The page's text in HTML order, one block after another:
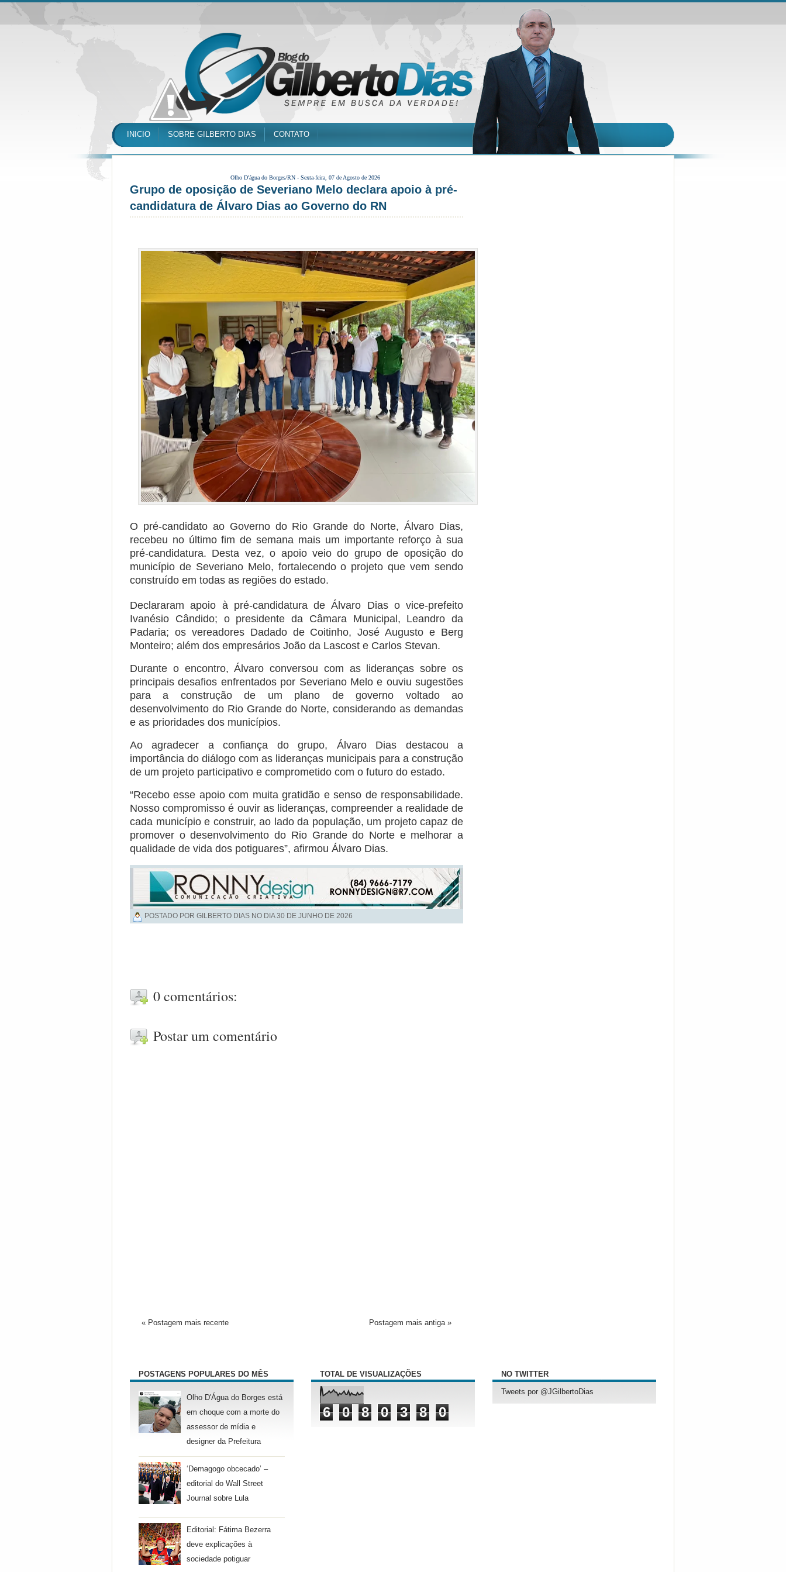
INICIO SOBRE GILBERTO DIAS CONTATO
Olho D'água do Borges/RN - Sexta-feira, 07 de Agosto de 2026
Grupo de oposição de Severiano Melo declara apoio à pré-
candidatura de Álvaro Dias ao Governo do RN
O pré-candidato ao Governo do Rio Grande do Norte, Álvaro Dias,
recebeu no último fim de semana mais um importante reforço à sua
pré-candidatura. Desta vez, o apoio veio do grupo de oposição do
município de Severiano Melo, fortalecendo o projeto que vem sendo
construído em todas as regiões do estado.
Declararam apoio à pré-candidatura de Álvaro Dias o vice-prefeito
Ivanésio Cândido; o presidente da Câmara Municipal, Leandro da
Padaria; os vereadores Dadado de Coitinho, José Augusto e Berg
Monteiro; além dos empresários João da Lascost e Carlos Stevan.
Durante o encontro, Álvaro conversou com as lideranças sobre os
principais desafios enfrentados por Severiano Melo e ouviu sugestões
para a construção de um plano de governo voltado ao
desenvolvimento do Rio Grande do Norte, considerando as demandas
e as prioridades dos municípios.
Ao agradecer a confiança do grupo, Álvaro Dias destacou a
importância do diálogo com as lideranças municipais para a construção
de um projeto participativo e comprometido com o futuro do estado.
“Recebo esse apoio com muita gratidão e senso de responsabilidade.
Nosso compromisso é ouvir as lideranças, compreender a realidade de
cada município e construir, ao lado da população, um projeto capaz de
promover o desenvolvimento do Rio Grande do Norte e melhorar a
qualidade de vida dos potiguares”, afirmou Álvaro Dias.
POSTADO POR GILBERTO DIAS NO DIA30 DE JUNHO DE 2026
0 comentários:
Postar um comentário
« Postagem mais recente Postagem mais antiga »
POSTAGENS POPULARES DO MÊS
Olho D'Água do Borges está
em choque com a morte do
assessor de mídia e
designer da Prefeitura
‘Demagogo obcecado’ –
editorial do Wall Street
Journal sobre Lula
Editorial: Fátima Bezerra
deve explicações à
sociedade potiguar
TOTAL DE VISUALIZAÇÕES
6 0 8 0 3 8 0
NO TWITTER
Tweets por @JGilbertoDias